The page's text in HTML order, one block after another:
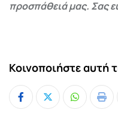
προσπάθειά μας. Σας
Κοινοποιήστε αυτή
Whatsapp
Print